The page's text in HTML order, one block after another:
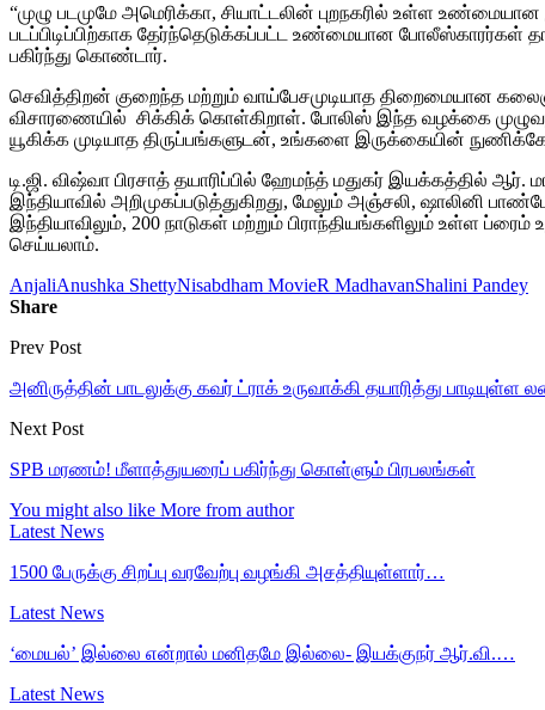
“முழு படமுமே அமெரிக்கா, சியாட்டலின் புறநகரில் உள்ள
படப்பிடிப்பிற்காக தேர்ந்தெடுக்கப்பட்ட உண்மையான போலீஸ்காரர்கள்
பகிர்ந்து கொண்டார்.
செவித்திறன் குறைந்த மற்றும் வாய்பேசமுடியாத திறைமையான
விசாரணையில் சிக்கிக் கொள்கிறாள். போலிஸ் இந்த வழக்கை
யூகிக்க முடியாத திருப்பங்களுடன், உங்களை இருக்கையின்
டி.ஜி. விஷ்வா பிரசாத் தயாரிப்பில் ஹேமந்த் மதுகர் இயக்கத்தில்
இந்தியாவில் அறிமுகப்படுத்துகிறது, மேலும் அஞ்சலி, ஷாலினி
இந்தியாவிலும், 200 நாடுகள் மற்றும் பிராந்தியங்களிலும் உள்ள
செய்யலாம்.
AnjaliAnushka ShettyNisabdham MovieR MadhavanShalini Pandey
Share
Prev Post
அனிருத்தின் பாடலுக்கு கவர் ட்ராக் உருவாக்கி தயாரித்து
Next Post
SPB மரணம்! மீளாத்துயரைப் பகிர்ந்து கொள்ளும் பிரபலங்கள்
You might also like More from author
Latest News
1500 பேருக்கு சிறப்பு வரவேற்பு வழங்கி அசத்தியுள்ளார்…
Latest News
‘மையல்’ இல்லை என்றால் மனிதமே இல்லை- இயக்குநர் ஆர்.வி.…
Latest News